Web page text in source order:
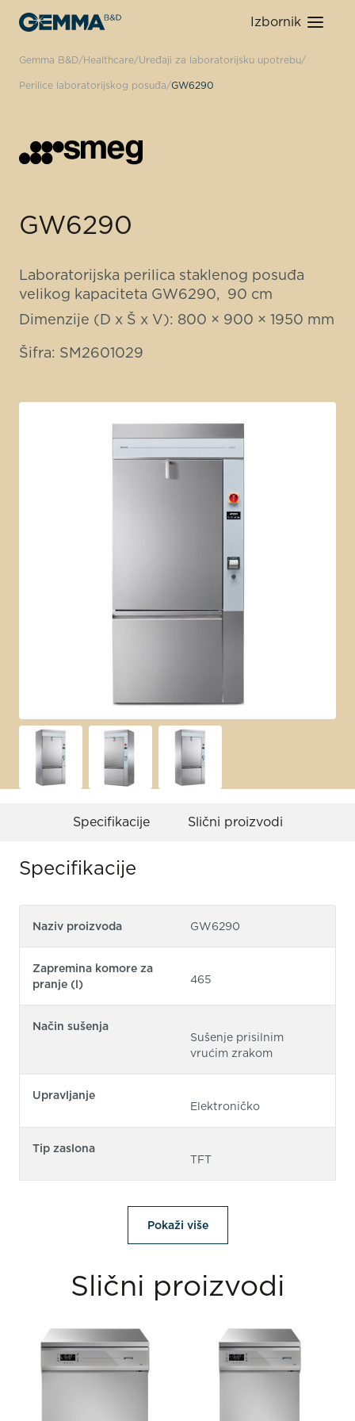
Izbornik
Gemma B&D Healthcare Uređaji za laboratorijsku upotrebu
Perilice laboratorijskog posuđa GW6290
GW6290
Laboratorijska perilica staklenog posuđa
velikog kapaciteta GW6290, 90 cm
Dimenzije (D x Š x V): 800 × 900 × 1950 mm
Šifra: SM2601029
Specifikacije Slični proizvodi
Specifikacije
Naziv proizvoda GW6290
Zapremina komore za
pranje (l)
465
Način sušenja
Sušenje prisilnim
vrućim zrakom
Upravljanje
Elektroničko
Tip zaslona
TFT
Pokaži više
Slični proizvodi